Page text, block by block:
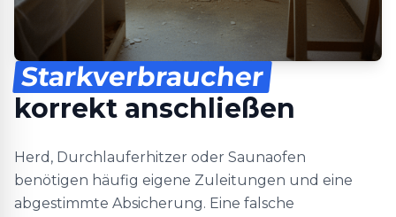
Starkverbraucher
korrekt anschließen
Herd, Durchlauferhitzer oder Saunaofen
benötigen häufig eigene Zuleitungen und eine
abgestimmte Absicherung. Eine falsche